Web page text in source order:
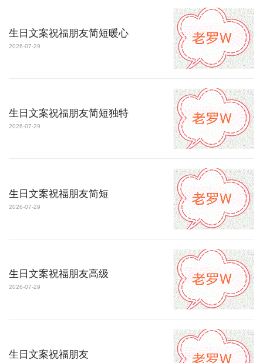
生日文案祝福朋友简短暖心
2026-07-29
生日文案祝福朋友简短独特
2026-07-29
生日文案祝福朋友简短
2026-07-29
生日文案祝福朋友高级
2026-07-29
生日文案祝福朋友